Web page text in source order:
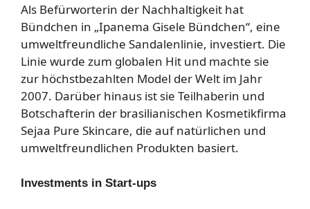
Als Befürworterin der Nachhaltigkeit hat
Bündchen in „Ipanema Gisele Bündchen“, eine
umweltfreundliche Sandalenlinie, investiert. Die
Linie wurde zum globalen Hit und machte sie
zur höchstbezahlten Model der Welt im Jahr
2007. Darüber hinaus ist sie Teilhaberin und
Botschafterin der brasilianischen Kosmetikfirma
Sejaa Pure Skincare, die auf natürlichen und
umweltfreundlichen Produkten basiert.
Investments in Start-ups